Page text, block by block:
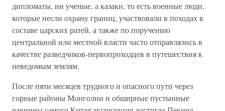
дипломаты, ни ученые, а казаки, то есть военные люди,
которые несли охрану границ, участвовали в походах в
составе царских ратей, а также по поручению
центральной или местной власти часто отправлялись в
качестве разведчиков-первопроходцев в путешествия к
неведомым землям.
После пяти месяцев трудного и опасного пути через
горные районы Монголии и обширные пустынные